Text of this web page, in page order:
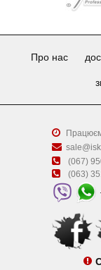
Про нас
(067)
(063)